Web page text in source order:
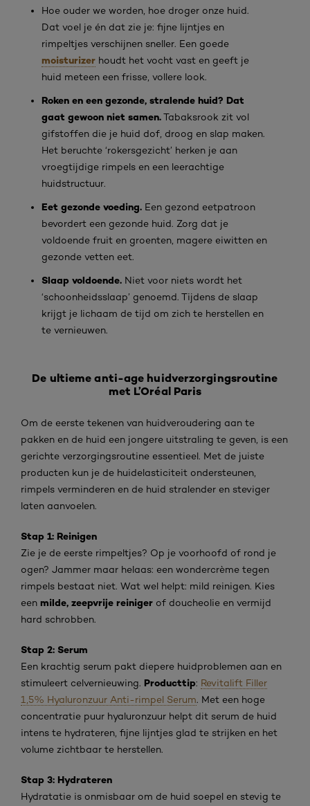
Hoe ouder we worden, hoe droger onze huid.
Dat voel je én dat zie je: fijne lijntjes en
rimpeltjes verschijnen sneller. Een goede
moisturizer houdt het vocht vast en geeft je
huid meteen een frisse, vollere look.
Roken en een gezonde, stralende huid? Dat
gaat gewoon niet samen.Tabaksrook zit vol
gifstoffen die je huid dof, droog en slap maken.
Het beruchte ‘rokersgezicht’ herken je aan
vroegtijdige rimpels en een leerachtige
huidstructuur.
Eet gezonde voeding. Een gezond eetpatroon
bevordert een gezonde huid. Zorg dat je
voldoende fruit en groenten, magere eiwitten en
gezonde vetten eet.
Slaap voldoende. Niet voor niets wordt het
‘schoonheidsslaap’ genoemd. Tijdens de slaap
krijgt je lichaam de tijd om zich te herstellen en
te vernieuwen.
De ultieme anti-age huidverzorgingsroutine
met L’Oréal Paris
Om de eerste tekenen van huidveroudering aan te
pakken en de huid een jongere uitstraling te geven, is een
gerichte verzorgingsroutine essentieel. Met de juiste
producten kun je de huidelasticiteit ondersteunen,
rimpels verminderen en de huid stralender en steviger
laten aanvoelen.
Stap 1: Reinigen
Zie je de eerste rimpeltjes? Op je voorhoofd of rond je
ogen? Jammer maar helaas: een wondercrème tegen
rimpels bestaat niet. Wat wel helpt: mild reinigen. Kies
een milde, zeepvrije reiniger of doucheolie en vermijd
hard schrobben.
Stap 2: Serum
Een krachtig serum pakt diepere huidproblemen aan en
stimuleert celvernieuwing. Producttip: Revitalift Filler
1,5% Hyaluronzuur Anti-rimpel Serum. Met een hoge
concentratie puur hyaluronzuur helpt dit serum de huid
intens te hydrateren, fijne lijntjes glad te strijken en het
volume zichtbaar te herstellen.
Stap 3: Hydrateren
Hydratatie is onmisbaar om de huid soepel en stevig te